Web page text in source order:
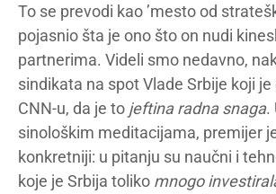
To se prevodi kao ’mesto od
pojasnio šta je ono što on nudi
partnerima. Videli smo nedavno,
sindikata na spot Vlade Srbije koji
CNN-u, da je to jeftina radna snaga.
sinološkim meditacijama, premijer
konkretniji: u pitanju su naučni i
koje je Srbija toliko mnogo